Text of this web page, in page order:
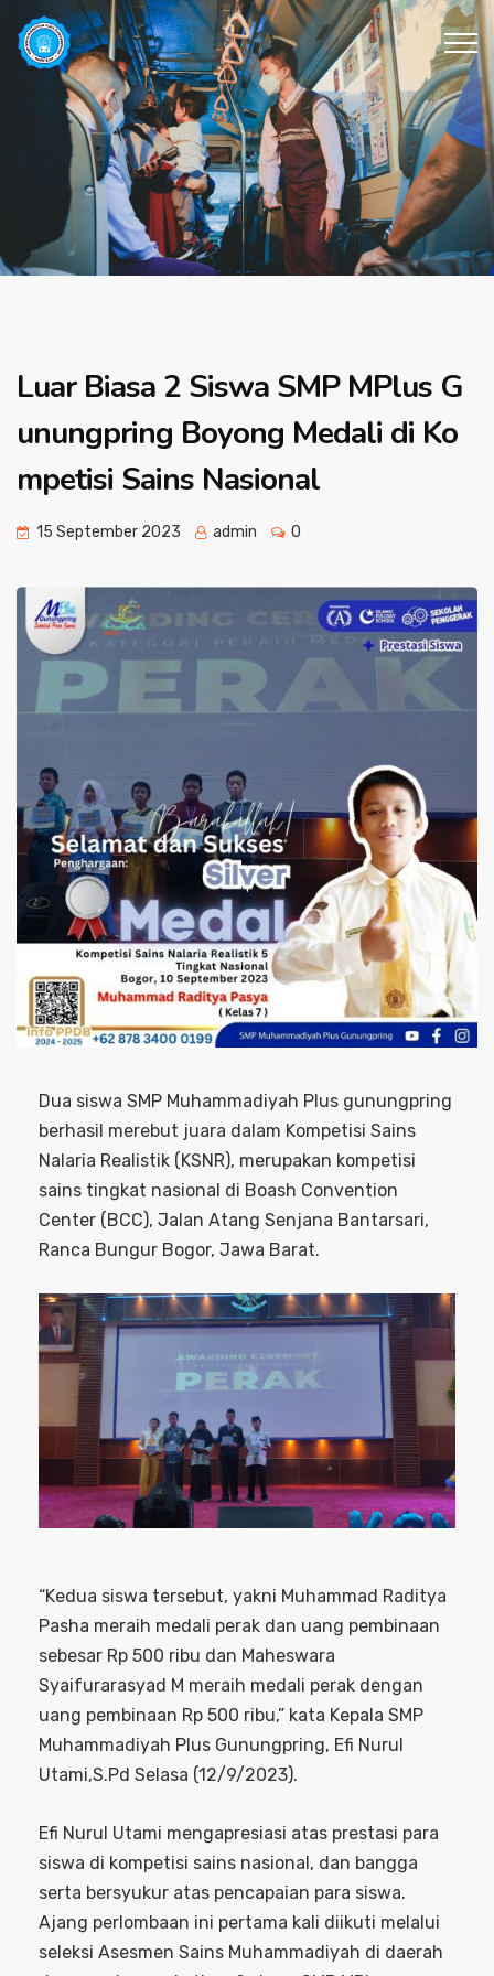
Luar Biasa 2 Siswa SMP MPlus G
unungpring Boyong Medali di Ko
mpetisi Sains Nasional
15 September 2023 admin 0
Dua siswa SMP Muhammadiyah Plus gunungpring
berhasil merebut juara dalam Kompetisi Sains
Nalaria Realistik (KSNR), merupakan kompetisi
sains tingkat nasional di Boash Convention
Center (BCC), Jalan Atang Senjana Bantarsari,
Ranca Bungur Bogor, Jawa Barat.
“Kedua siswa tersebut, yakni Muhammad Raditya
Pasha meraih medali perak dan uang pembinaan
sebesar Rp 500 ribu dan Maheswara
Syaifurarasyad M meraih medali perak dengan
uang pembinaan Rp 500 ribu,” kata Kepala SMP
Muhammadiyah Plus Gunungpring, Efi Nurul
Utami,S.Pd Selasa (12/9/2023).
Efi Nurul Utami mengapresiasi atas prestasi para
siswa di kompetisi sains nasional, dan bangga
serta bersyukur atas pencapaian para siswa.
Ajang perlombaan ini pertama kali diikuti melalui
seleksi Asesmen Sains Muhammadiyah di daerah